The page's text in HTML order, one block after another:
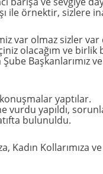
ile örnektir, sizlere
var olmaz sizler
olacağım ve
Başkanlarımız
yaptılar.
vurdu yapıldı,
bulunuldu.
Kadın Kollarımıza